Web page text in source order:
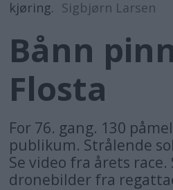
kjøring. Sigbjørn Larsen
Bånn
Flosta
For 76. gang. 130
publikum. Strålende
Se video fra årets
dronebilder fra